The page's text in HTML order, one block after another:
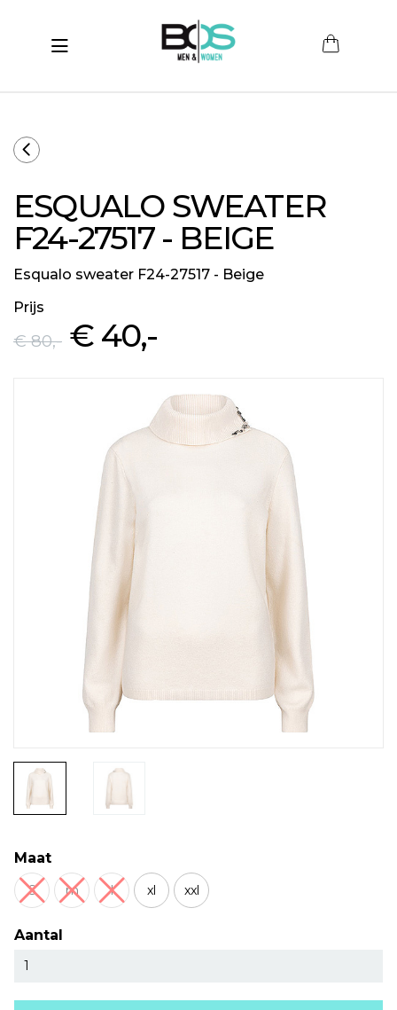
(Men)
(Sale)
Toggle navigation
ESQUALO SWEATER
F24-27517 - BEIGE
Esqualo sweater F24-27517 - Beige
Prijs
€ 80,- € 40,-
Maat
S m l xl xxl
Aantal